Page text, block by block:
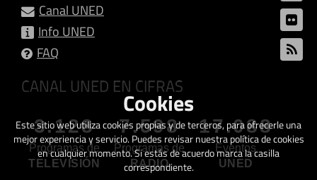
Canal UNED
Info UNED
FAQ
CANAL UNED EN CIFRAS
3.128
Programas de
TELEVISIÓN
7.598
Programas de
RADIO
17.088
Eventos
UNED
Cookies
Este sitio web utiliza cookies propias y de terceros, para ofrecerle una
mejor experiencia y servicio. Puedes revisar nuestra política de cookies
en cualquier momento. Si estás de acuerdo marca la casilla
correspondiente.